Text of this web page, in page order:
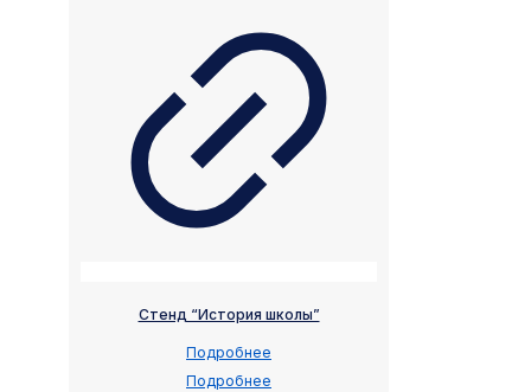
Стенд “История школы”
Подробнее
Подробнее